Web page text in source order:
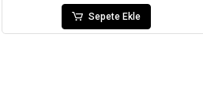
Sepete Ekle